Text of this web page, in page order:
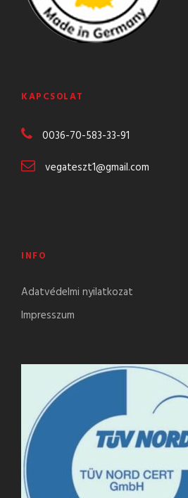
KAPCSOLAT
0036-70-583-33-91
vegateszt1@gmail.com
INFO
Adatvédelmi nyilatkozat
Impresszum